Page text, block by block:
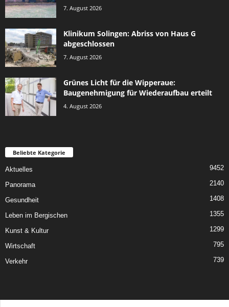
7. August 2026
Klinikum Solingen: Abriss von Haus G
abgeschlossen
7. August 2026
Grünes Licht für die Wipperaue:
Baugenehmigung für Wiederaufbau erteilt
4. August 2026
Beliebte Kategorie
Aktuelles 9452
Panorama 2140
Gesundheit 1408
Leben im Bergischen 1355
Kunst & Kultur 1299
Wirtschaft 795
Verkehr 739